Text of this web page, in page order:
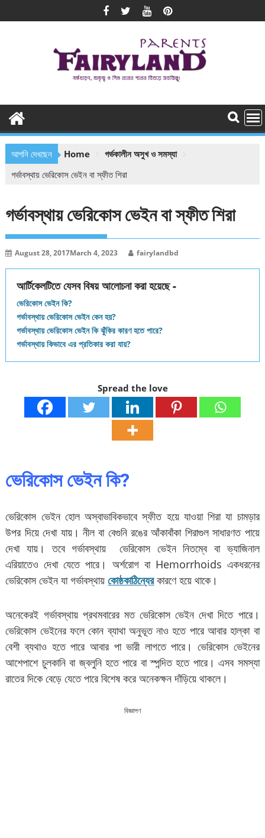
to
আপনি দেখছেন Home
গর্ভকালীন অসুখ ও সমস্যা
গর্ভাবস্থায় ভেরিকোস ভেইন বা স্ফীত শিরা
গর্ভাবস্থায় ভেরিকোস ভেইন বা স্ফীত শিরা
August 28, 2017March 4, 2023 fairylandbd
আর্টিকেলটিতে যেসব বিষয় আলোচনা করা হয়েছে -
ভেরিকোস ভেইন কি?
গর্ভাবস্থায় ভেরিকোস ভেইন কেন হয়?
গর্ভাবস্থায় ভেরিকোস ভেইন কি ঝুঁকির কারণ হতে পারে?
গর্ভাবস্থায় কিভাবে এর প্রতিকার করা যায়?
Spread the love
ভেরিকোস ভেইন কি?
ভেরিকোস ভেইন হোল অস্বাভাবিকভাবে স্ফীত হয়ে যাওয়া শিরা যা চামড়ার
উপর দিয়ে দেখা যায়। নীল বা বেগুনি রঙের আঁকাবাঁকা শিরাগুল সাধারণত পায়ে
দেখা যায়। তবে গর্ভাবস্থায় ভেরিকোস ভেইন নিতম্বে বা ভ্যাজিনাল
এরিয়াতেও দেখা যেতে পারে। অর্শরোগ বা Hemorrhoids একধরনের
ভেরিকোস ভেইন যা গর্ভাবস্থায়কোষ্ঠকাঠিন্যেরকারণে হয়ে থাকে।
অনেকেরই গর্ভাবস্থায় প্রথমবারের মত ভেরিকোস ভেইন দেখা দিতে পারে।
ভেরিকোস ভেইনের ফলে কোন ব্যাথা অনুভূত নাও হতে পারে আবার হাল্কা বা
বেশী ব্যথাও হতে পারে আবার পা ভারী লাগতে পারে। ভেরিকোস ভেইনের
আশেপাশে চুলকানি বা জ্বলুনি হতে পারে বা স্পন্দিত হতে পারে। এসব সমস্যা
রাতের দিকে বেড়ে যেতে পারে বিশেষ করে অনেকক্ষন দাঁড়িয়ে থাকলে।
বিজ্ঞাপণ